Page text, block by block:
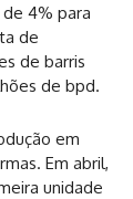
4% para
de
de barris
de bpd.
em
Em abril,
unidade